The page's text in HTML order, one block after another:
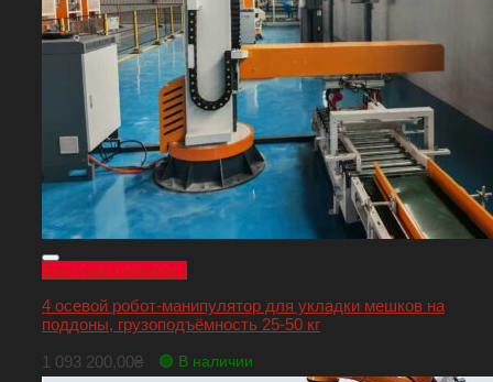
Быстрый просмотр
4 осевой робот-манипулятор для укладки мешков на
поддоны, грузоподъёмность 25-50 кг
1 093 200,00₴ 🟢 В наличии